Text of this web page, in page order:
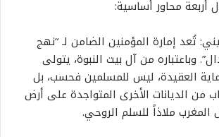
أربعة محاور أساسية:
تُعد إمارة المؤمنين الضامن لـ “نهج
وباعتباره من آل بيت النبوة، يتولى
العقيدة، ليس للمسلمين فحسب، بل
من الديانات الأخرى المتواجدة على أرض
المغرب ملاذاً للسلم الروحي.